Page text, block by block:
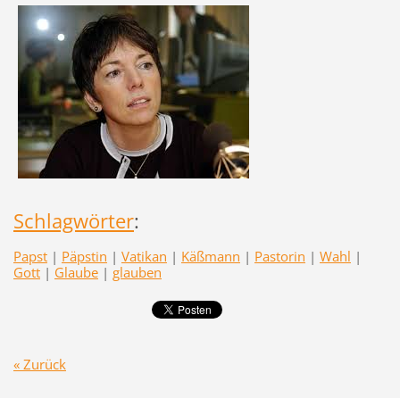
Schlagwörter:
Papst | Päpstin | Vatikan | Käßmann | Pastorin | Wahl |
Gott | Glaube | glauben
« Zurück